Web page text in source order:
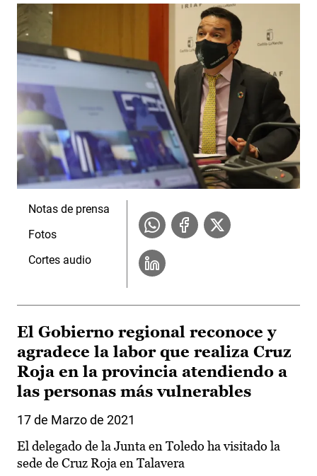
Notas de prensa
Fotos
Cortes audio
El Gobierno regional reconoce y
agradece la labor que realiza Cruz
Roja en la provincia atendiendo a
las personas más vulnerables
17 de Marzo de 2021
El delegado de la Junta en Toledo ha visitado la
sede de Cruz Roja en Talavera